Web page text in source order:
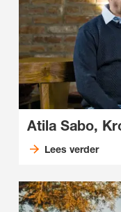
Atila Sabo,
Lees verder